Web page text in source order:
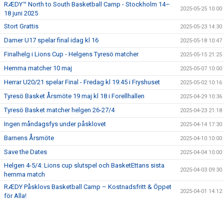
RÆDY™ North to South Basketball Camp - Stockholm 14–
18 juni 2025
2025-05-25 10:00
Stort Grattis 2025-05-23 14:30
Damer U17 spelar final idag kl 16 2025-05-18 10:47
Finalhelg i Lions Cup - Helgens Tyresö matcher 2025-05-15 21:25
Hemma matcher 10 maj 2025-05-07 10:00
Herrar U20/21 spelar Final - Fredag kl 19:45 i Fryshuset 2025-05-02 10:16
Tyresö Basket Årsmöte 19 maj kl 18 i Forellhallen 2025-04-29 10:36
Tyresö Basket matcher helgen 26-27/4 2025-04-23 21:18
Ingen måndagsfys under påsklovet 2025-04-14 17:30
Barnens Årsmöte 2025-04-10 10:00
Save the Dates 2025-04-04 10:00
Helgen 4-5/4: Lions cup slutspel och BasketEttans sista
hemma match
2025-04-03 09:30
RÆDY Påsklovs Basketball Camp – Kostnadsfritt & Öppet
för Alla!
2025-04-01 14:12